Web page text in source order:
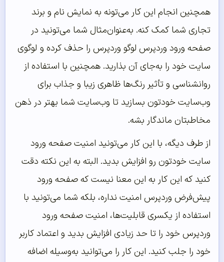
همچنین انجام این کار می‌تونه به نمایش نام و برند
تجاری شما کمک کنه. به‌عنوان‌مثال شما می‌تونید در
صفحه ورود وردپرس لوگو وردپرس را حذف کرده و لوگوی
سایت خود را به‌جای آن بذارید. همچنین با استفاده از
روانشناسی و تأثیر رنگ‌ها ظاهری زیبا و جذاب برای
وب‌سایت خودتون بسازید تا وب‌سایت شما بهتر در ذهن
مخاطبتان ماندگار بشه.
از طرف دیگه، با این کار می‌تونید امنیت صفحه ورود
سایت خودتون رو افزایش بدید. البته به این نکته دقت
کنید که این کار به این معنا نیست که صفحه ورود
پیش‌فرض وردپرس امنیت نداره، بلکه شما می‌تونید با
استفاده از یکسری قابلیت‌ها، امنیت صفحه ورود
وردپرس خود را تا حد زیادی افزایش بدید و اعتماد کاربر
خود را جلب کنید. این کار را می‌توانید به‌وسیله اضافه